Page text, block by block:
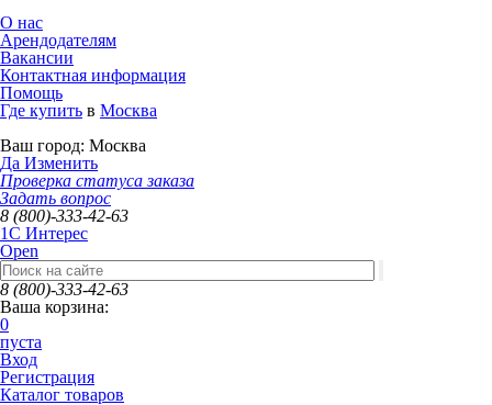
О нас
Арендодателям
Вакансии
Контактная информация
Помощь
Где купить в Москва
Ваш город: Москва
Да Изменить
Проверка статуса заказа
Задать вопрос
8 (800)-333-42-63
1C Интерес
Open
8 (800)-333-42-63
Ваша корзина:
0
пуста
Вход
Регистрация
Каталог товаров